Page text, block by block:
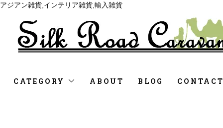
アジアン雑貨,インテリア雑貨,輸入雑貨
CATEGORY ABOUT BLOG